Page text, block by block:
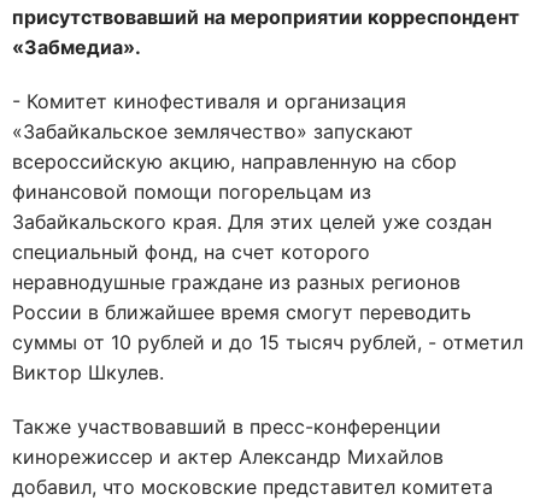
присутствовавший на мероприятии корреспондент
«Забмедиа».
- Комитет кинофестиваля и организация
«Забайкальское землячество» запускают
всероссийскую акцию, направленную на сбор
финансовой помощи погорельцам из
Забайкальского края. Для этих целей уже создан
специальный фонд, на счет которого
неравнодушные граждане из разных регионов
России в ближайшее время смогут переводить
суммы от 10 рублей и до 15 тысяч рублей, - отметил
Виктор Шкулев.
Также участвовавший в пресс-конференции
кинорежиссер и актер Александр Михайлов
добавил, что московские представител комитета